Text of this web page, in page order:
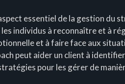
essentiel de la gestion du
individus à reconnaître et à
et à faire face aux
peut aider un client à
pour les gérer de